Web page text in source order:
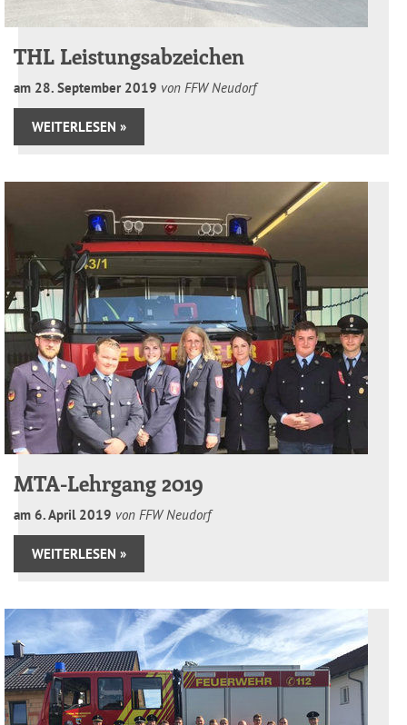
THL Leistungsabzeichen
am 28. September 2019 von FFW Neudorf
WEITERLESEN »
MTA-Lehrgang 2019
am 6.April 2019 von FFW Neudorf
WEITERLESEN »